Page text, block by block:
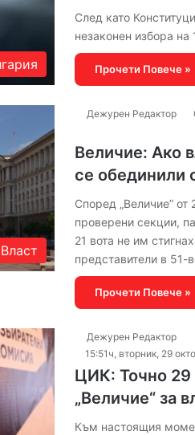
След като
незаконен избора
Прочети Повече »
Власт
Дежурен Редактор
Величие: Ако
се обединили
Според „Величие” от
проверени секции,
21 вота не им
представители в 51-
Прочети Повече »
Дежурен Редактор
15:51ч, вторник, 29
ЦИК: Точно 29
„Величие“ за
Към настоящия